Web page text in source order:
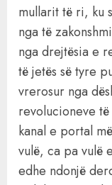
mullarit të ri, ku
nga të
nga drejtësia e
të jetës së tyre
vrerosur nga
revolucioneve
kanal e portal
vulë, ca pa vulë
edhe ndonjë